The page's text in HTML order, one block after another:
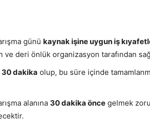
günü kaynak işine uygun iş
ve deri önlük organizasyon tarafından
30 dakika olup, bu süre içinde
alanına 30 dakika önce gelmek